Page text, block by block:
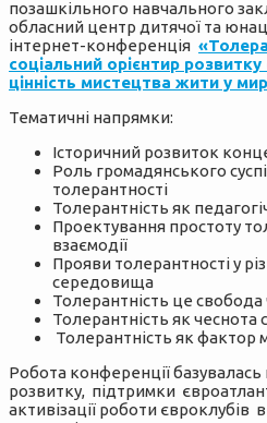
позашкільного навчального
обласний центр дитячої та
інтернет-конференція
соціальний орієнтир
цінність мистецтва жити у
Тематичні напрямки:
Історичний розвиток
Роль громадянського
толерантності
Толерантність як
Проектування простоту
взаємодії
Прояви толерантності у
середовища
Толерантність це
Толерантність як чеснота
Толерантність як фактор
Робота конференції базувалась
розвитку, підтримки
активізації роботи євроклубів